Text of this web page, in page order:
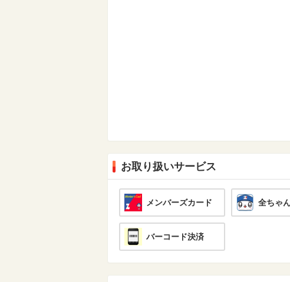
お取り扱いサービス
メンバーズカード 全ちゃ
バーコード決済